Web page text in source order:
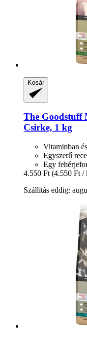
Kosár
The Goodstuff
Csirke, 1 kg
Vitaminban
Egyszerű
Egy
4.550 Ft (4.550 Ft /
Szállítás eddig: